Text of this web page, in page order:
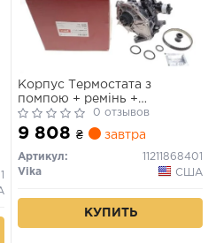
Корпус Термостата з
помпою + ремінь +
аксесуари
0 отзывов
9 808 ₴ завтра
Артикул:
11211868401
Vika
США
КУПИТЬ